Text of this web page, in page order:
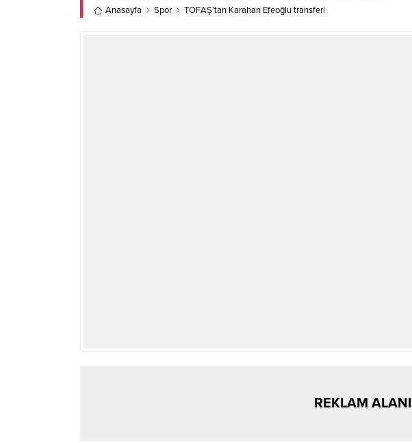
Anasayfa Spor TOFAŞ’tan Karahan Efeoğlu transferi
REKLAM ALANI